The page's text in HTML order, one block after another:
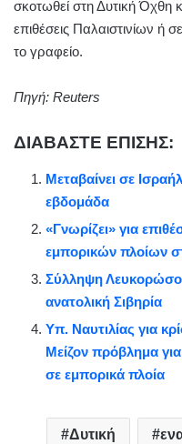
σκοτωθεί στη Δυτική Όχθη
επιθέσεις Παλαιστινίων ή
το γραφείο.
Πηγή: Reuters
ΔΙΑΒΑΣΤΕ ΕΠΙΣΗΣ:
Μεταβαίνει σε
εβδομάδα
«Γνωρίζει» για
εμπορικών πλοίων
Σύλληψη
ανατολική Σιβηρία
Υπ. Ναυτιλίας για
Μείζον πρόβλημα για
σε εμπορικά πλοία
Δυτική